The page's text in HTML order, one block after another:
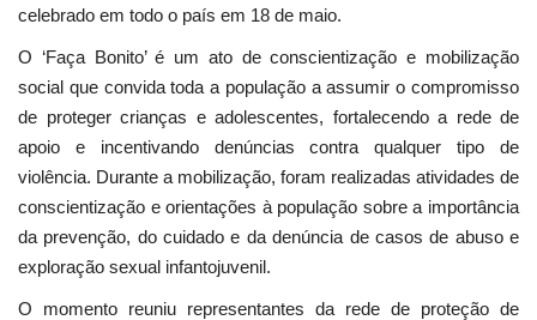
celebrado em todo o país em 18 de maio.
O ‘Faça Bonito’ é um ato de conscientização e mobilização
social que convida toda a população a assumir o compromisso
de proteger crianças e adolescentes, fortalecendo a rede de
apoio e incentivando denúncias contra qualquer tipo de
violência. Durante a mobilização, foram realizadas atividades de
conscientização e orientações à população sobre a importância
da prevenção, do cuidado e da denúncia de casos de abuso e
exploração sexual infantojuvenil.
O momento reuniu representantes da rede de proteção de